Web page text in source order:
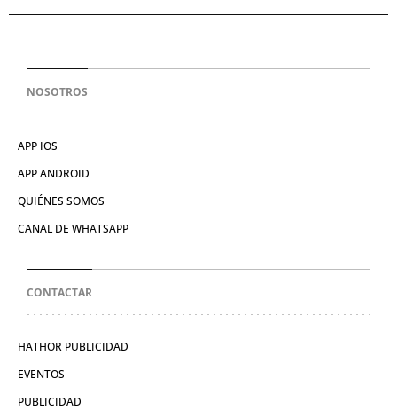
NOSOTROS
APP IOS
APP ANDROID
QUIÉNES SOMOS
CANAL DE WHATSAPP
CONTACTAR
HATHOR PUBLICIDAD
EVENTOS
PUBLICIDAD